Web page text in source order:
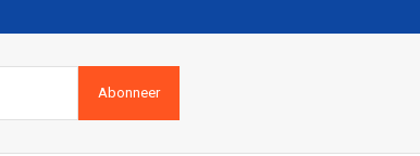
Abonneer